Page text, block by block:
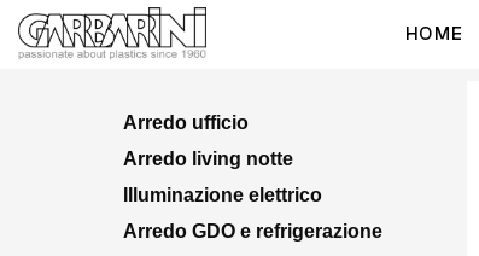
HOME
Arredo ufficio
Arredo living notte
Illuminazione elettrico
Arredo GDO e refrigerazione